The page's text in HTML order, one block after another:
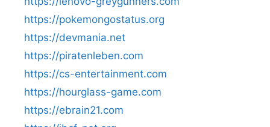
https://pokemongostatus.org
https://devmania.net
https://piratenleben.com
https://cs-entertainment.com
https://hourglass-game.com
https://ebrain21.com